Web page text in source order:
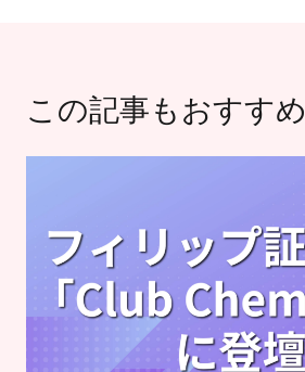
ョ
この記事もおすすめ